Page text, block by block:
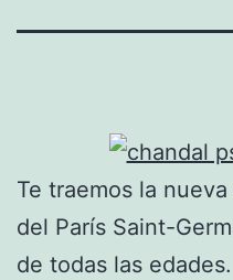
Te traemos la
del París Saint-
de todas las